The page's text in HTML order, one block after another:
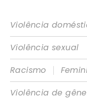
Violência
Violência sexual
Racismo
|
Violência de